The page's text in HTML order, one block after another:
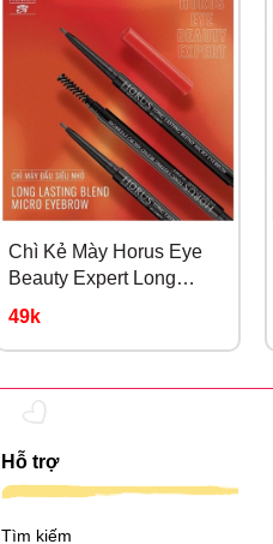
Chì Kẻ Mày Horus Eye
Beauty Expert Long
Lasting #01 Xám
49k
Hỗ trợ
Tìm kiếm